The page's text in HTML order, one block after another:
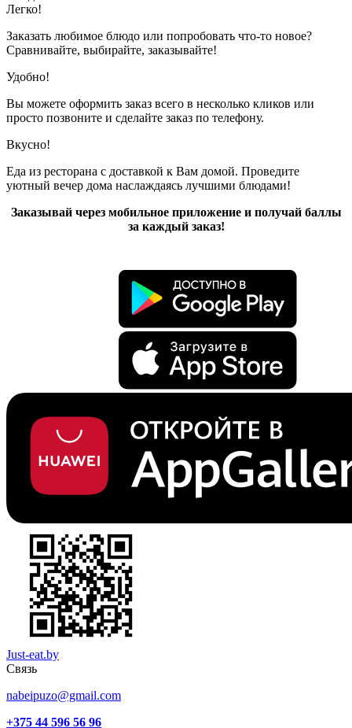
Легко!
Заказать любимое блюдо или попробовать что-то новое?
Сравнивайте, выбирайте, заказывайте!
Удобно!
Вы можете оформить заказ всего в несколько кликов или
просто позвоните и сделайте заказ по телефону.
Вкусно!
Еда из ресторана с доставкой к Вам домой. Проведите
уютный вечер дома наслаждаясь лучшими блюдами!
Заказывай через мобильное приложение и получай баллы
за каждый заказ!
Just-eat.by
Связь
nabeipuzo@gmail.com
+375 44 596 56 96